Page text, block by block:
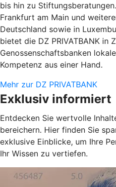
bis hin zu
Frankfurt am Main und
Deutschland sowie in
bietet die DZ PRIVATBANK in
Genossenschaftsbanken
Kompetenz aus einer Hand.
Mehr zur DZ PRIVATBANK
Exklusiv informiert
Entdecken Sie wertvolle
bereichern. Hier finden Sie
exklusive Einblicke, um Ihre
Ihr Wissen zu vertiefen.